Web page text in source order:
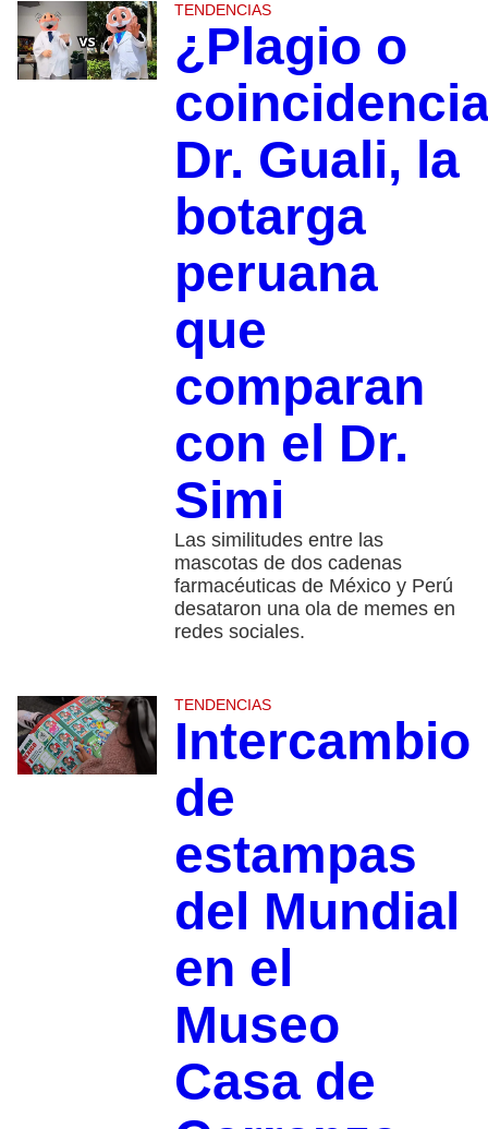
TENDENCIAS
¿Plagio o
Dr. Guali, la
botarga
peruana
que
comparan
con el Dr.
Simi
Las similitudes entre las
mascotas de dos cadenas
farmacéuticas de México y Perú
desataron una ola de memes en
redes sociales.
TENDENCIAS
Intercambio
de
estampas
del Mundial
en el
Museo
Casa de